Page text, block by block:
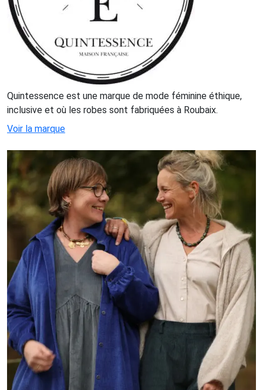
Quintessence est une marque de mode féminine éthique,
inclusive et où les robes sont fabriquées à Roubaix.
Voir la marque